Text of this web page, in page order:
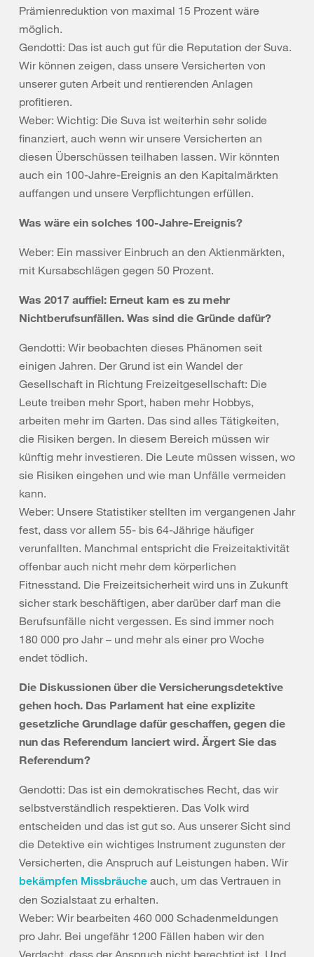
Prämienreduktion von maximal 15 Prozent wäre
möglich.
Gendotti: Das ist auch gut für die Reputation der Suva.
Wir können zeigen, dass unsere Versicherten von
unserer guten Arbeit und rentierenden Anlagen
profitieren.
Weber: Wichtig: Die Suva ist weiterhin sehr solide
finanziert, auch wenn wir unsere Versicherten an
diesen Überschüssen teilhaben lassen. Wir könnten
auch ein 100-Jahre-Ereignis an den Kapitalmärkten
auffangen und unsere Verpflichtungen erfüllen.
Was wäre ein solches 100-Jahre-Ereignis?
Weber: Ein massiver Einbruch an den Aktienmärkten,
mit Kursabschlägen gegen 50 Prozent.
Was 2017 auffiel: Erneut kam es zu mehr
Nichtberufsunfällen. Was sind die Gründe dafür?
Gendotti: Wir beobachten dieses Phänomen seit
einigen Jahren. Der Grund ist ein Wandel der
Gesellschaft in Richtung Freizeitgesellschaft: Die
Leute treiben mehr Sport, haben mehr Hobbys,
arbeiten mehr im Garten. Das sind alles Tätigkeiten,
die Risiken bergen. In diesem Bereich müssen wir
künftig mehr investieren. Die Leute müssen wissen, wo
sie Risiken eingehen und wie man Unfälle vermeiden
kann.
Weber: Unsere Statistiker stellten im vergangenen Jahr
fest, dass vor allem 55- bis 64-Jährige häufiger
verunfallten. Manchmal entspricht die Freizeitaktivität
offenbar auch nicht mehr dem körperlichen
Fitnesstand. Die Freizeitsicherheit wird uns in Zukunft
sicher stark beschäftigen, aber darüber darf man die
Berufsunfälle nicht vergessen. Es sind immer noch
180 000 pro Jahr – und mehr als einer pro Woche
endet tödlich.
Die Diskussionen über die Versicherungsdetektive
gehen hoch. Das Parlament hat eine explizite
gesetzliche Grundlage dafür geschaffen, gegen die
nun das Referendum lanciert wird. Ärgert Sie das
Referendum?
Gendotti: Das ist ein demokratisches Recht, das wir
selbstverständlich respektieren. Das Volk wird
entscheiden und das ist gut so. Aus unserer Sicht sind
die Detektive ein wichtiges Instrument zugunsten der
Versicherten, die Anspruch auf Leistungen haben. Wir
bekämpfen Missbräuche auch, um das Vertrauen in
den Sozialstaat zu erhalten.
Weber: Wir bearbeiten 460 000 Schadenmeldungen
pro Jahr. Bei ungefähr 1200 Fällen haben wir den
Verdacht, dass der Anspruch nicht berechtigt ist. Und